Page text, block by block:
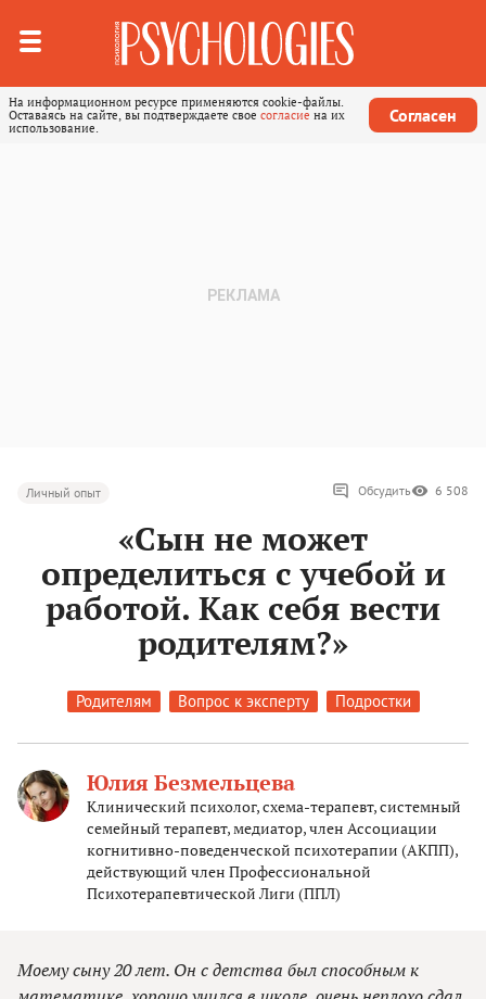
На информационном ресурсе применяются cookie-файлы.
Оставаясь на сайте, вы подтверждаете свое согласие на их
использование.
Согласен
Личный опыт Обсудить 6 508
«Сын не может
определиться с учебой и
работой. Как себя вести
родителям?»
Родителям Вопрос к эксперту Подростки
Юлия Безмельцева
Клинический психолог, схема-терапевт, системный
семейный терапевт, медиатор, член Ассоциации
когнитивно-поведенческой психотерапии (АКПП),
действующий член Профессиональной
Психотерапевтической Лиги (ППЛ)
Моему сыну 20 лет. Он с детства был способным к